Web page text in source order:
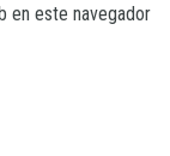
en este navegador